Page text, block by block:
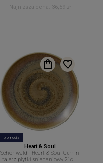
Najniższa cena:
36,59 zł
promocja
Heart & Soul
Schonwald - Heart & Soul Cumin
talerz płytki śniadaniowy 21cm